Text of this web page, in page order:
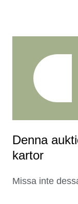
Denna
kartor
Missa inte